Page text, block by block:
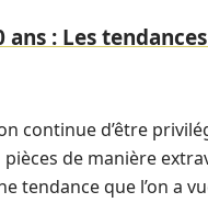
: Les
continue d’être
de manière
tendance que l’on a